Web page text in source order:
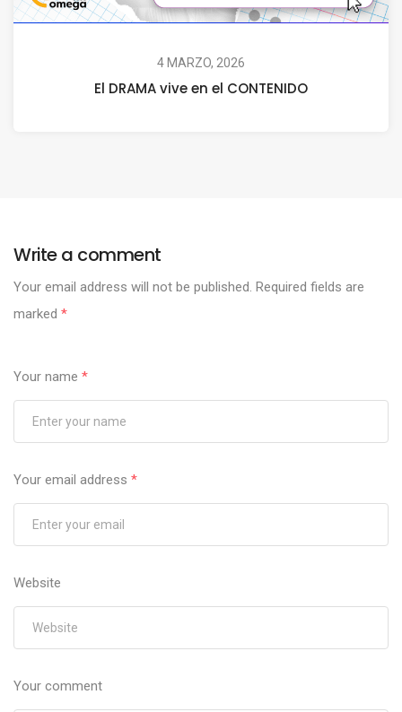
4 MARZO, 2026
El DRAMA vive en el CONTENIDO
Write a comment
Your email address will not be published. Required fields are
marked *
Your name *
Your email address *
Website
Your comment